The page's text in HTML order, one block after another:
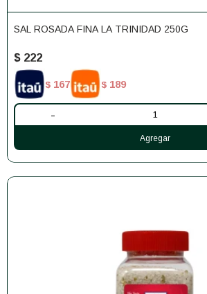
SAL ROSADA FINA LA TRINIDAD 250G
$ 222
$ 167 $ 189
-